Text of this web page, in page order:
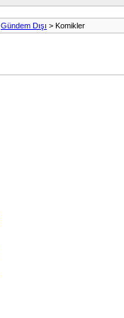
Gündem Dışı > Komikler